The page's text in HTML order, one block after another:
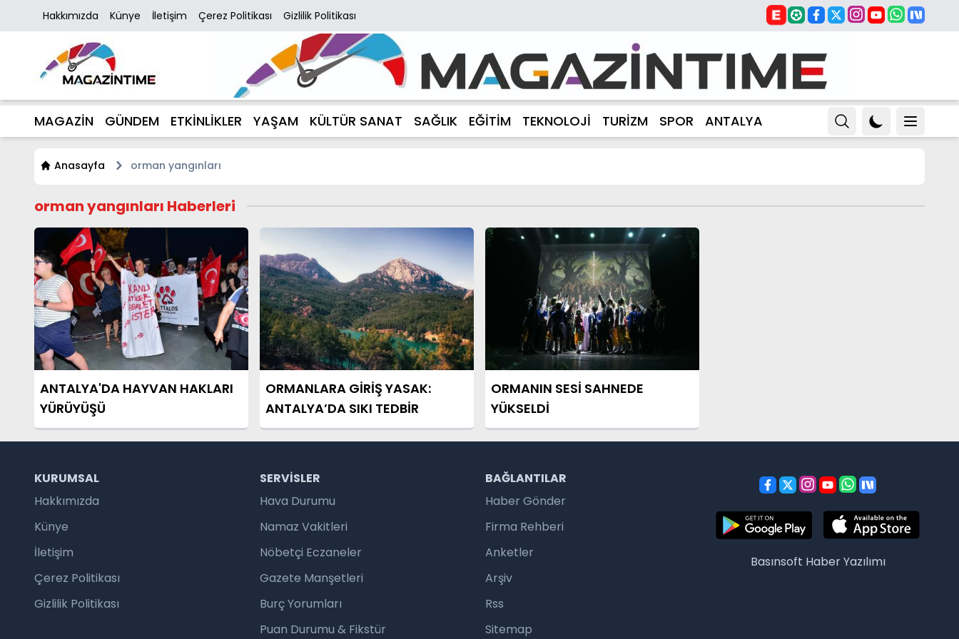
Hakkımızda Künye İletişim Çerez Politikası Gizlilik Politikası
MAGAZİN GÜNDEM ETKİNLİKLER YAŞAM KÜLTÜR SANAT SAĞLIK EĞİTİM TEKNOLOJİ TURİZM SPOR ANTALYA
Anasayfa orman yangınları
orman yangınları Haberleri
ANTALYA'DA HAYVAN HAKLARI
YÜRÜYÜŞÜ
ORMANLARA GİRİŞ YASAK:
ANTALYA’DA SIKI TEDBİR
ORMANIN SESİ SAHNEDE
YÜKSELDİ
KURUMSAL
Hakkımızda
Künye
İletişim
Çerez Politikası
Gizlilik Politikası
SERVISLER
Hava Durumu
Namaz Vakitleri
Nöbetçi Eczaneler
Gazete Manşetleri
Burç Yorumları
Puan Durumu & Fikstür
BAĞLANTILAR
Haber Gönder
Firma Rehberi
Anketler
Arşiv
Rss
Sitemap
Basınsoft Haber Yazılımı